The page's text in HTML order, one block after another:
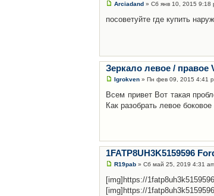
Arciadand » Сб янв 10, 2015 9:18
посоветуйте где купить
Зеркало левое / правое
Igrokven » Пн фев 09, 2015 4:41
Всем привет Вот такая
Как разобрать левое
1FATP8UH3K5159596
R19pab » Сб май 25, 2019 4:31
[img]https://
[img]https://